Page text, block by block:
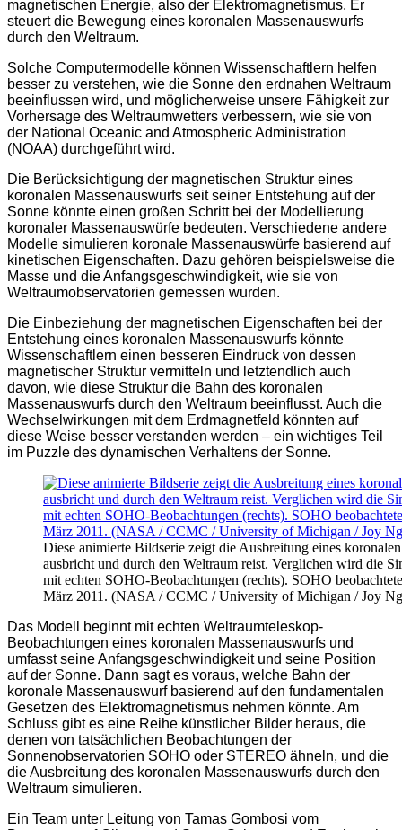
magnetischen Energie, also der Elektromagnetismus. Er
steuert die Bewegung eines koronalen Massenauswurfs
durch den Weltraum.
Solche Computermodelle können Wissenschaftlern helfen
besser zu verstehen, wie die Sonne den erdnahen Weltraum
beeinflussen wird, und möglicherweise unsere Fähigkeit zur
Vorhersage des Weltraumwetters verbessern, wie sie von
der National Oceanic and Atmospheric Administration
(NOAA) durchgeführt wird.
Die Berücksichtigung der magnetischen Struktur eines
koronalen Massenauswurfs seit seiner Entstehung auf der
Sonne könnte einen großen Schritt bei der Modellierung
koronaler Massenauswürfe bedeuten. Verschiedene andere
Modelle simulieren koronale Massenauswürfe basierend auf
kinetischen Eigenschaften. Dazu gehören beispielsweise die
Masse und die Anfangsgeschwindigkeit, wie sie von
Weltraumobservatorien gemessen wurden.
Die Einbeziehung der magnetischen Eigenschaften bei der
Entstehung eines koronalen Massenauswurfs könnte
Wissenschaftlern einen besseren Eindruck von dessen
magnetischer Struktur vermitteln und letztendlich auch
davon, wie diese Struktur die Bahn des koronalen
Massenauswurfs durch den Weltraum beeinflusst. Auch die
Wechselwirkungen mit dem Erdmagnetfeld könnten auf
diese Weise besser verstanden werden – ein wichtiges Teil
im Puzzle des dynamischen Verhaltens der Sonne.
Diese animierte Bildserie zeigt die Ausbreitung eines
ausbricht und durch den Weltraum reist. Verglichen wird die
mit echten SOHO-Beobachtungen (rechts). SOHO
März 2011. (NASA / CCMC / University of Michigan / Joy
Das Modell beginnt mit echten Weltraumteleskop-
Beobachtungen eines koronalen Massenauswurfs und
umfasst seine Anfangsgeschwindigkeit und seine Position
auf der Sonne. Dann sagt es voraus, welche Bahn der
koronale Massenauswurf basierend auf den fundamentalen
Gesetzen des Elektromagnetismus nehmen könnte. Am
Schluss gibt es eine Reihe künstlicher Bilder heraus, die
denen von tatsächlichen Beobachtungen der
Sonnenobservatorien SOHO oder STEREO ähneln, und die
die Ausbreitung des koronalen Massenauswurfs durch den
Weltraum simulieren.
Ein Team unter Leitung von Tamas Gombosi vom